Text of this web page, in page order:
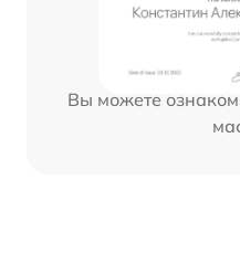
Вы можете